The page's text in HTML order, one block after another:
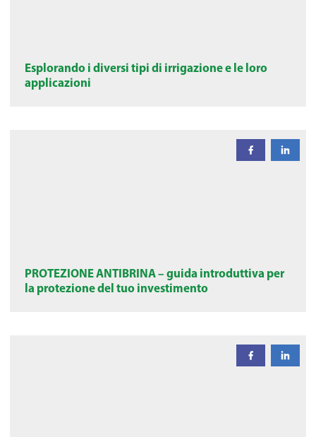
Esplorando i diversi tipi di irrigazione e le loro
applicazioni
PROTEZIONE ANTIBRINA – guida introduttiva per
la protezione del tuo investimento